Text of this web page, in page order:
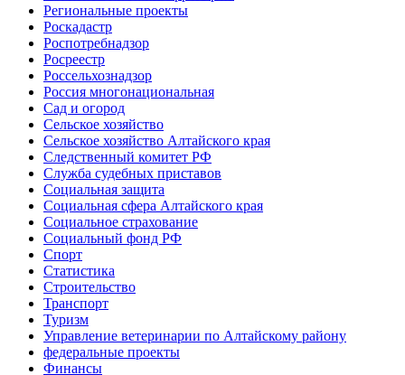
Региональные проекты
Роскадастр
Роспотребнадзор
Росреестр
Россельхознадзор
Россия многонациональная
Сад и огород
Сельское хозяйство
Сельское хозяйство Алтайского края
Следственный комитет РФ
Служба судебных приставов
Социальная защита
Социальная сфера Алтайского края
Социальное страхование
Социальный фонд РФ
Спорт
Статистика
Строительство
Транспорт
Туризм
Управление ветеринарии по Алтайскому району
федеральные проекты
Финансы